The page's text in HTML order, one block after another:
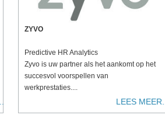
ZYVO
Predictive HR Analytics
Zyvo is uw partner als het aankomt op het
succesvol voorspellen van
werkprestaties....
LEES MEER...